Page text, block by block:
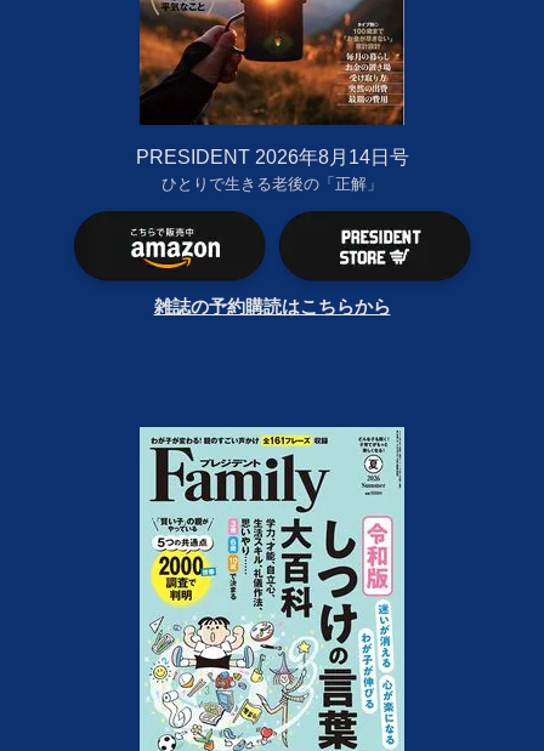
PRESIDENT 2026年8月14日号
ひとりで生きる老後の「正解」
雑誌の予約購読はこちらから